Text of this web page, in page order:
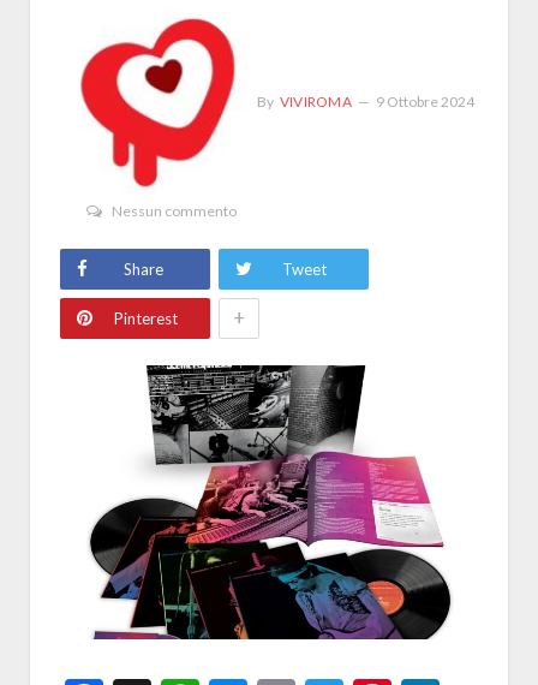
By VIVIROMA 9 Ottobre 2024
Nessun commento
Share Tweet
Pinterest +